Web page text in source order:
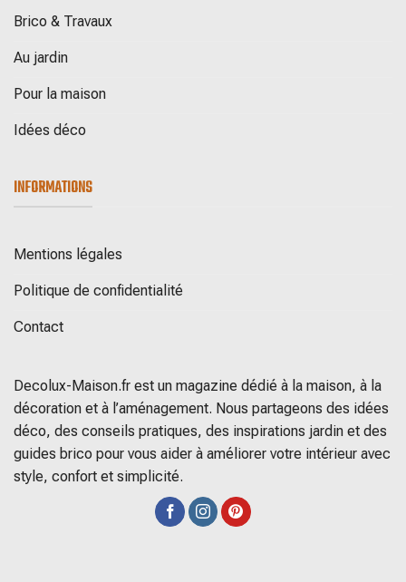
Brico & Travaux
Au jardin
Pour la maison
Idées déco
INFORMATIONS
Mentions légales
Politique de confidentialité
Contact
Decolux-Maison.fr est un magazine dédié à la maison, à la
décoration et à l’aménagement. Nous partageons des idées
déco, des conseils pratiques, des inspirations jardin et des
guides brico pour vous aider à améliorer votre intérieur avec
style, confort et simplicité.